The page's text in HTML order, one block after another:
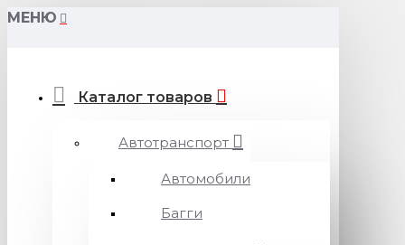
МЕНЮ
Каталог товаров
Автотранспорт
Автомобили
Багги